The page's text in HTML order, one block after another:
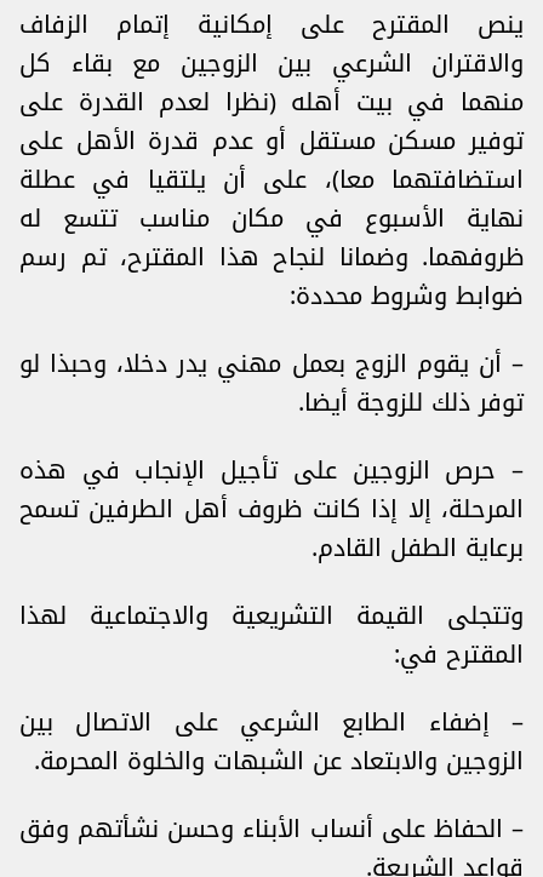
ينص المقترح على إمكانية إتمام الزفاف
والاقتران الشرعي بين الزوجين مع بقاء كل
منهما في بيت أهله (نظرا لعدم القدرة على
توفير مسكن مستقل أو عدم قدرة الأهل على
استضافتهما معا)، على أن يلتقيا في عطلة
نهاية الأسبوع في مكان مناسب تتسع له
ظروفهما. وضمانا لنجاح هذا المقترح، تم رسم
ضوابط وشروط محددة:
– أن يقوم الزوج بعمل مهني يدر دخلا، وحبذا لو
توفر ذلك للزوجة أيضا.
– حرص الزوجين على تأجيل الإنجاب في هذه
المرحلة، إلا إذا كانت ظروف أهل الطرفين تسمح
برعاية الطفل القادم.
وتتجلى القيمة التشريعية والاجتماعية لهذا
المقترح في:
– إضفاء الطابع الشرعي على الاتصال بين
الزوجين والابتعاد عن الشبهات والخلوة المحرمة.
– الحفاظ على أنساب الأبناء وحسن نشأتهم وفق
قواعد الشريعة.